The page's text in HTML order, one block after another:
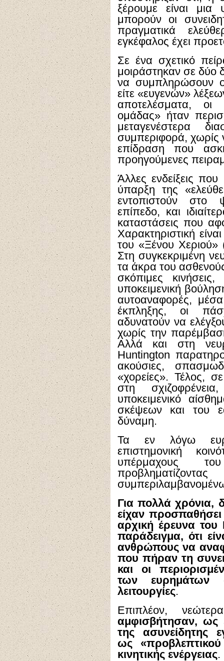
ξέρουμε είναι
μπορούν οι
πραγματικά
εγκέφαλος έχει
Σε ένα σχετικό
μοιράστηκαν σε δύο
να συμπληρώσουν
είτε «ευγενών»
αποτελέσματα,
ομάδας» ήταν
μεταγενέστερα
συμπεριφορά, χωρίς
επίδραση που
προηγούμενες
Άλλες ενδείξεις
ύπαρξη της
εντοπιστούν στο
επίπεδο, και
καταστάσεις που
Χαρακτηριστική
του «Ξένου Χεριού»
Στη συγκεκριμένη
τα άκρα του ασθενούς
σκόπιμες
υποκειμενική
αυτοαναφορές,
έκπληξης, οι
αδυνατούν να
χωρίς την
Αλλά και στη
Huntington
ακούσιες,
«χορείες». Τέλος,
στη
υποκειμενικό
σκέψεων και του
δύναμη.
Τα εν λόγω
επιστημονική
υπέρμαχους
Για πολλά χρόνια,
είχαν
αρχική έρευνα του
παράδειγμα, ότι
ανθρώπους να
που πήραν τη
και οι
των ευρημάτων
λειτουργίες.
Επιπλέον,
αμφισβήτησαν, ως
της ασυνείδητης
ως «προβλεπτικού
κινητικής ενέργειας.